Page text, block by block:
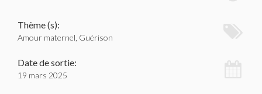
Thème (s):
Amour maternel, Guérison
Date de sortie:
19 mars 2025